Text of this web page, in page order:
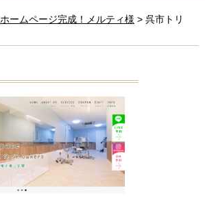
ホームページ完成！メルティ様 > 呉市トリ